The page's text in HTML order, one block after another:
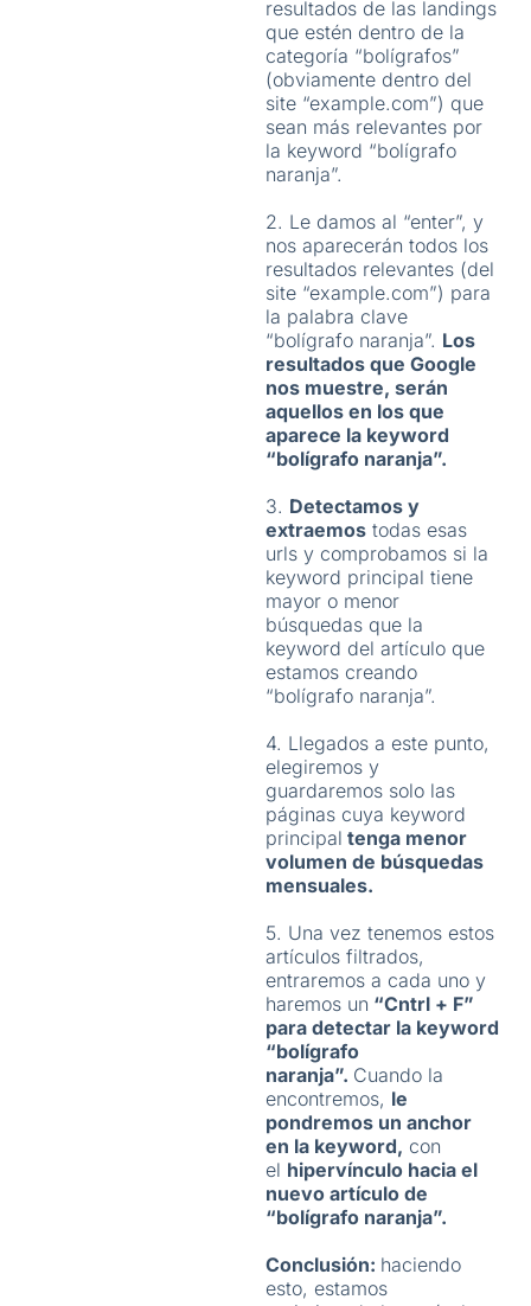
resultados de las landings
que estén dentro de la
categoría “bolígrafos”
(obviamente dentro del
site “example.com”) que
sean más relevantes por
la keyword “bolígrafo
naranja”.
2. Le damos al “enter”, y
nos aparecerán todos los
resultados relevantes (del
site “example.com”) para
la palabra clave
“bolígrafo naranja”. Los
resultados que Google
nos muestre, serán
aquellos en los que
aparece la keyword
“bolígrafo naranja”.
3. Detectamos y
extraemostodas esas
urls y comprobamos si la
keyword principal tiene
mayor o menor
búsquedas que la
keyword del artículo que
estamos creando
“bolígrafo naranja”.
4. Llegados a este punto,
elegiremos y
guardaremos solo las
páginas cuya keyword
principal tenga menor
volumen de búsquedas
mensuales.
5. Una vez tenemos estos
artículos filtrados,
entraremos a cada uno y
haremos un “Cntrl + F”
para detectar la keyword
“bolígrafo
naranja”. Cuando la
encontremos, le
pondremos un anchor
en la keyword, con
el hipervínculo hacia el
nuevo artículo de
“bolígrafo naranja”.
Conclusión: haciendo
esto, estamos